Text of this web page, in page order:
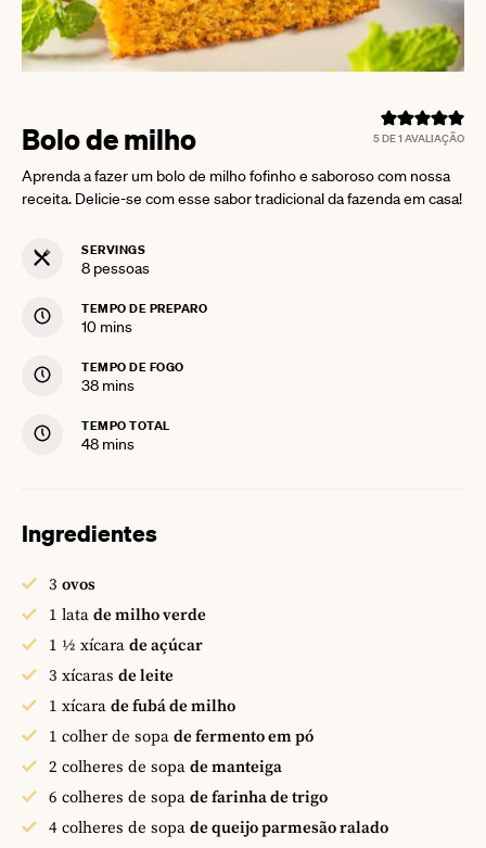
5DE 1 AVALIAÇÃO
Bolo de milho
Aprenda a fazer um bolo de milho fofinho e saboroso com nossa
receita. Delicie-se com esse sabor tradicional da fazenda em casa!
SERVINGS
8 pessoas
TEMPO DE PREPARO
10minutes
mins
TEMPO DE FOGO
38minutes
mins
TEMPO TOTAL
48minutes
mins
Ingredientes
3 ovos
1 lata de milho verde
1 ½ xícara de açúcar
3 xícaras de leite
1 xícara de fubá de milho
1 colher de sopa de fermento em pó
2 colheres de sopa de manteiga
6 colheres de sopa de farinha de trigo
4 colheres de sopa de queijo parmesão ralado